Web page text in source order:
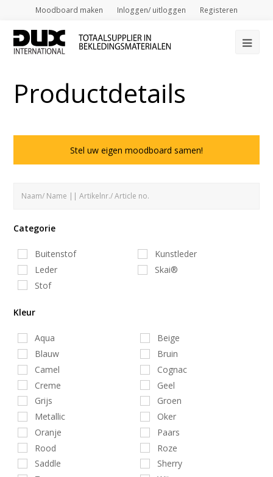
Moodboard maken Inloggen/ uitloggen Registeren
Productdetails
Stel uw eigen moodboard samen!
Categorie
Buitenstof
Kunstleder
Leder
Skai®
Stof
Kleur
Aqua
Beige
Blauw
Bruin
Camel
Cognac
Creme
Geel
Grijs
Groen
Metallic
Oker
Oranje
Paars
Rood
Roze
Saddle
Sherry